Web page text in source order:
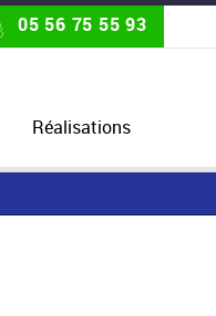
05 56 75 55 93
Réalisations